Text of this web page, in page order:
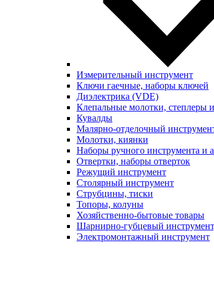
Измерительный инструмент
Ключи гаечные, наборы ключей
Диэлектрика (VDE)
Клепальные молотки, степлеры
Кувалды
Малярно-отделочный
Молотки, киянки
Наборы ручного инструмента и
Отвертки, наборы отверток
Режущий инструмент
Столярный инструмент
Струбцины, тиски
Топоры, колуны
Хозяйственно-бытовые товары
Шарнирно-губцевый
Электромонтажный инструмент